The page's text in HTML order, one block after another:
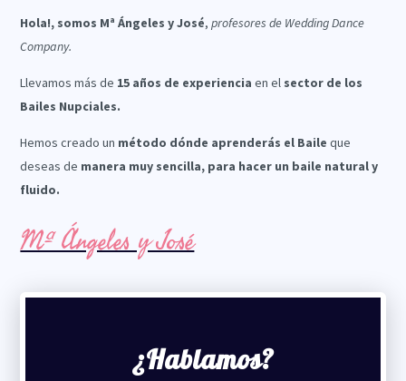
Hola!, somos Mª Ángeles y José,profesores de Wedding Dance
Company.
Llevamos más de 15 años de experiencia en el sector de los
Bailes Nupciales.
Hemos creado un método dónde aprenderás el Baile que
deseas de manera muy sencilla, para hacer un baile natural y
fluido.
Mª Ángeles y José
¿Hablamos?